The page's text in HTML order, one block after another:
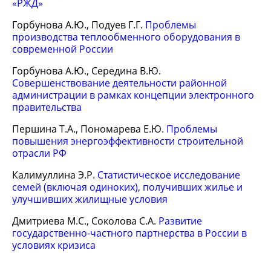
«РЖД»
Горбунова А.Ю., Подуев Г.Г. Проблемы
производства теплообменного оборудования в
современной России
Горбунова А.Ю., Середина В.Ю.
Совершенствование деятельности районной
администрации в рамках концепции электронного
правительства
Першина Т.А., Пономарева Е.Ю. Проблемы
повышения энергоэффективности строительной
отрасли РФ
Калимуллина Э.Р. Статистическое исследование
семей (включая одиноких), получивших жилье и
улучшивших жилищные условия
Дмитриева М.С., Соколова С.А. Развитие
государственно-частного партнерства в России в
условиях кризиса